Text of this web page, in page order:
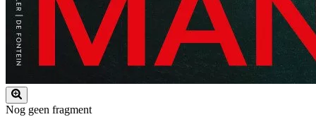
Nog geen fragment